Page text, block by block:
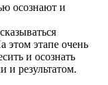
осознают и
этом этапе очень
и осознать
и результатом.